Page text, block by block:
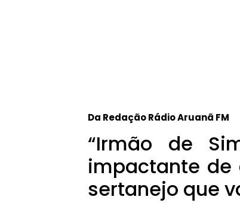
Da Redação Rádio Aruanã FM
“Irmão de
impactante de
sertanejo que